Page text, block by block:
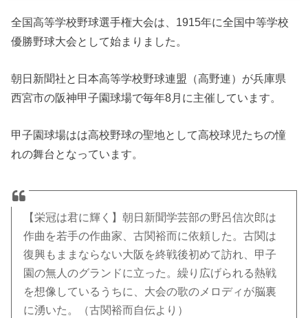
全国高等学校野球選手権大会は、1915年に全国中等学校
優勝野球大会として始まりました。
朝日新聞社と日本高等学校野球連盟（高野連）が兵庫県
西宮市の阪神甲子園球場で毎年8月に主催しています。
甲子園球場はは高校野球の聖地として高校球児たちの憧
れの舞台となっています。
【栄冠は君に輝く】朝日新聞学芸部の野呂信次郎は
作曲を若手の作曲家、古関裕而に依頼した。古関は
復興もままならない大阪を終戦後初めて訪れ、甲子
園の無人のグランドに立った。繰り広げられる熱戦
を想像しているうちに、大会の歌のメロディが脳裏
に湧いた。（古関裕而自伝より）